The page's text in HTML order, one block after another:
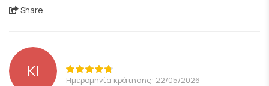
Share
KI Ημερομηνία κράτησης: 22/05/2026